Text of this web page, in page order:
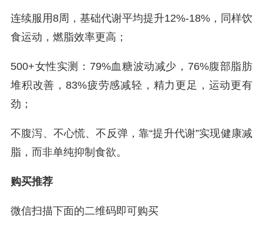
连续服用8周，基础代谢平均提升12%-18%，同样饮
食运动，燃脂效率更高；
500+女性实测：79%血糖波动减少，76%腹部脂肪
堆积改善，83%疲劳感减轻，精力更足，运动更有
劲；
不腹泻、不心慌、不反弹，靠“提升代谢”实现健康减
脂，而非单纯抑制食欲。
购买推荐
微信扫描下面的二维码即可购买